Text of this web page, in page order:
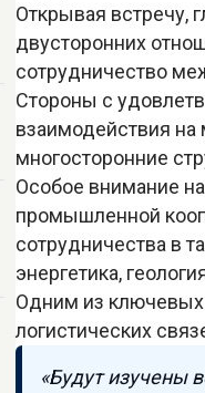
Открывая встречу,
двусторонних
сотрудничество
Стороны с
взаимодействия
многосторонние
Особое внимание
промышленной
сотрудничества в
энергетика,
Одним из ключевых
логистических
«Будут изучены